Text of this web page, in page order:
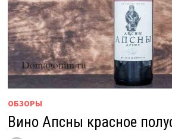
ОБЗОРЫ
Вино Апсны красное